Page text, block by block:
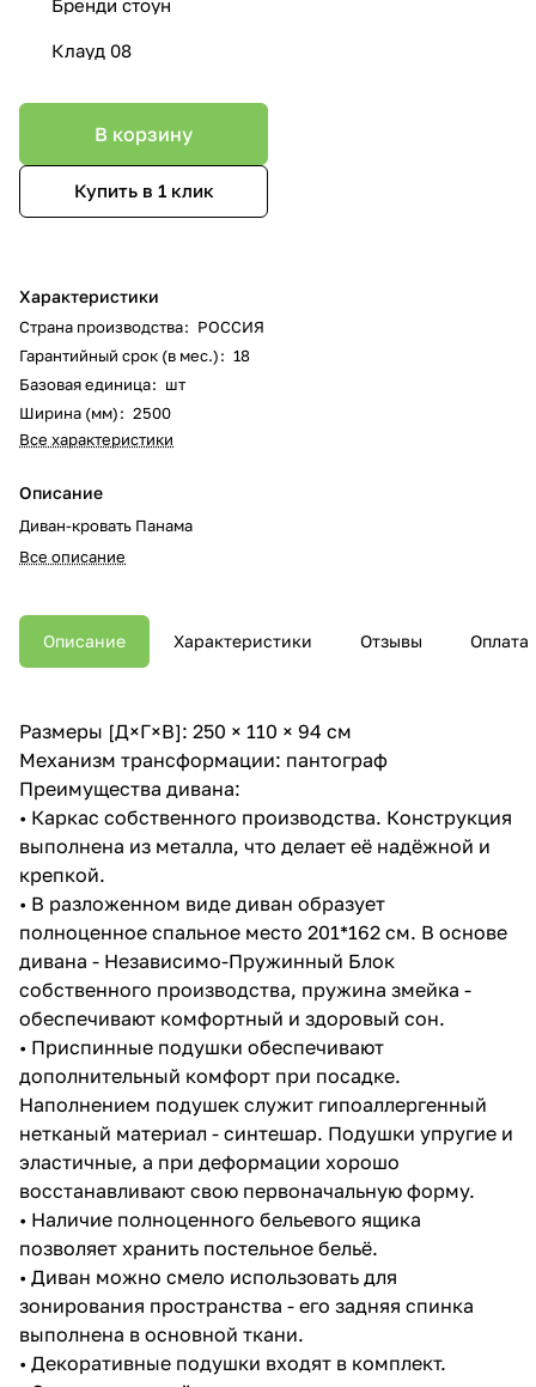
Бренди стоун
Клауд 08
В корзину
Купить в 1 клик
Характеристики
Страна производства: РОССИЯ
Гарантийный срок (в мес.): 18
Базовая единица: шт
Ширина (мм): 2500
Все характеристики
Описание
Диван-кровать Панама
Все описание
Описание Характеристики Отзывы Оплата
Размеры [Д×Г×В]: 250 × 110 × 94 см
Механизм трансформации: пантограф
Преимущества дивана:
• Каркас собственного производства. Конструкция
выполнена из металла, что делает её надёжной и
крепкой.
• В разложенном виде диван образует
полноценное спальное место 201*162 см. В основе
дивана - Независимо-Пружинный Блок
собственного производства, пружина змейка -
обеспечивают комфортный и здоровый сон.
• Приспинные подушки обеспечивают
дополнительный комфорт при посадке.
Наполнением подушек служит гипоаллергенный
нетканый материал - синтешар. Подушки упругие и
эластичные, а при деформации хорошо
восстанавливают свою первоначальную форму.
• Наличие полноценного бельевого ящика
позволяет хранить постельное бельё.
• Диван можно смело использовать для
зонирования пространства - его задняя спинка
выполнена в основной ткани.
• Декоративные подушки входят в комплект.